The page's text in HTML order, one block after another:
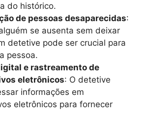
do histórico.
de pessoas desaparecidas:
se ausenta sem deixar
detetive pode ser crucial para
pessoa.
e rastreamento de
eletrônicos: O detetive
informações em
eletrônicos para fornecer